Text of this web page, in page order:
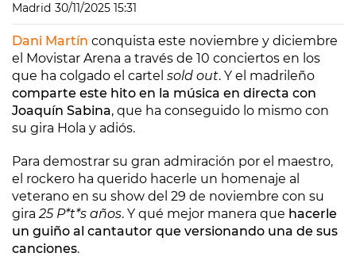
Madrid 30/11/2025 15:31
Dani Martín conquista este noviembre y diciembre
el Movistar Arena a través de 10 conciertos en los
que ha colgado el cartel sold out. Y el madrileño
comparte este hito en la música en directa con
Joaquín Sabina, que ha conseguido lo mismo con
su gira Hola y adiós.
Para demostrar su gran admiración por el maestro,
el rockero ha querido hacerle un homenaje al
veterano en su show del 29 de noviembre con su
gira25 P*t*s años. Y qué mejor manera que hacerle
un guiño al cantautor que versionando una de sus
canciones.